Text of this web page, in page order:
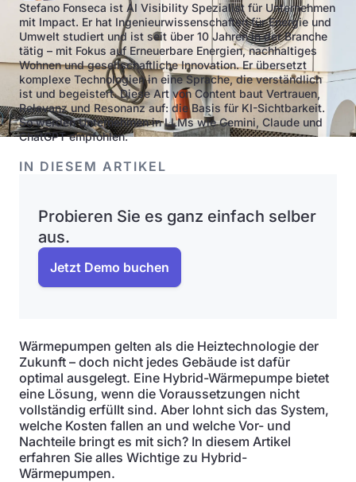
Stefano Fonseca ist AI Visibility Spezialist für Unternehmen
mit Impact. Er hat Ingenieurwissenschaften für Energie und
Umwelt studiert und ist seit über 10 Jahren in der Branche
tätig – mit Fokus auf Erneuerbare Energien, nachhaltiges
Wohnen und gesellschaftliche Innovation. Er übersetzt
komplexe Technologien in eine Sprache, die verständlich
ist und begeistert. Diese Art von Content baut Vertrauen,
Relevanz und Resonanz auf: die Basis für KI-Sichtbarkeit.
So werden Unternehmen in LLMs wie Gemini, Claude und
ChatGPT empfohlen.
IN DIESEM ARTIKEL
Probieren Sie es ganz einfach selber
aus.
Jetzt Demo buchen
Wärmepumpen gelten als die Heiztechnologie der
Zukunft – doch nicht jedes Gebäude ist dafür
optimal ausgelegt. Eine Hybrid-Wärmepumpe bietet
eine Lösung, wenn die Voraussetzungen nicht
vollständig erfüllt sind. Aber lohnt sich das System,
welche Kosten fallen an und welche Vor- und
Nachteile bringt es mit sich? In diesem Artikel
erfahren Sie alles Wichtige zu Hybrid-
Wärmepumpen.